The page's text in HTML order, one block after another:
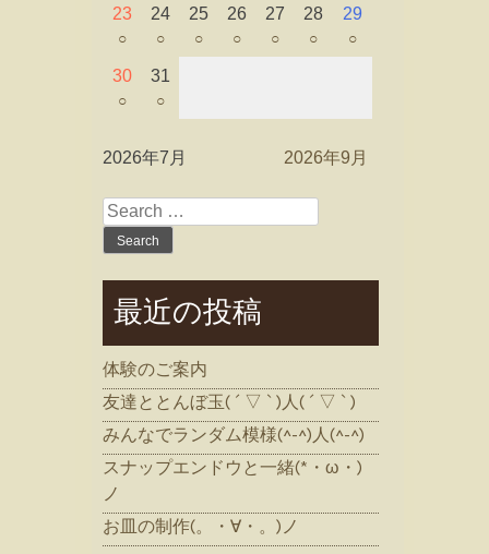
23
○
24
○
25
○
26
○
27
○
28
○
29
○
30
○
31
○
2026年7月 2026年9月
Search
for:
最近の投稿
体験のご案内
友達ととんぼ玉( ´ ▽ ` )人( ´ ▽ ` )
みんなでランダム模様(^-^)人(^-^)
スナップエンドウと一緒(*・ω・)
ノ
お皿の制作(。・∀・。)ノ